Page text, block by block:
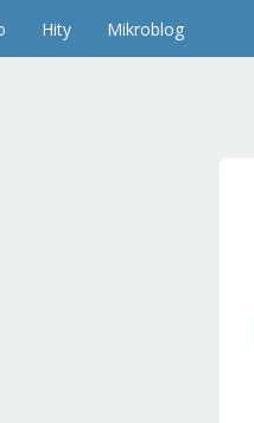
Hity Mikroblog